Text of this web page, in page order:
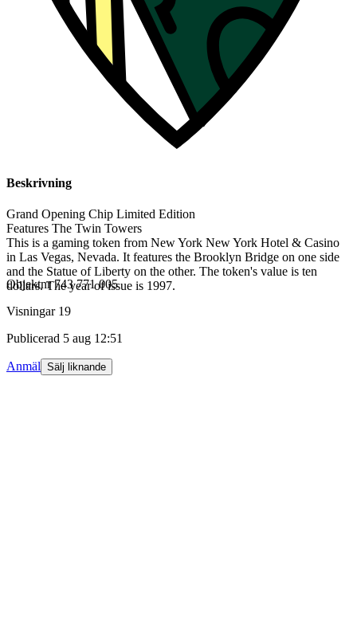
Beskrivning
Grand Opening Chip Limited Edition
Features The Twin Towers
This is a gaming token from New York New York Hotel & Casino
in Las Vegas, Nevada. It features the Brooklyn Bridge on one side
and the Statue of Liberty on the other. The token's value is ten
dollars. The year of issue is 1997.
Objektnr 743 771 005
Visningar 19
Publicerad 5 aug 12:51
Anmäl Sälj liknande